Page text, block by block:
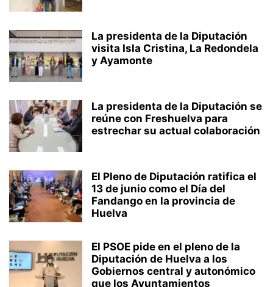
La presidenta de la Diputación
visita Isla Cristina, La Redondela
y Ayamonte
La presidenta de la Diputación se
reúne con Freshuelva para
estrechar su actual colaboración
El Pleno de Diputación ratifica el
13 de junio como el Día del
Fandango en la provincia de
Huelva
El PSOE pide en el pleno de la
Diputación de Huelva a los
Gobiernos central y autonómico
que los Ayuntamientos